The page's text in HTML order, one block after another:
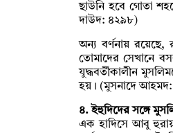
ছাউনি হবে গোতা
দাউদ: ৪২৯৮)
অন্য বর্ণনায়
তোমাদের সেখানে
যুদ্ধবর্তীকালীন
হয়। (মুসনাদে
৪. ইহুদিদের সঙ্গে
এক হাদিসে আবু